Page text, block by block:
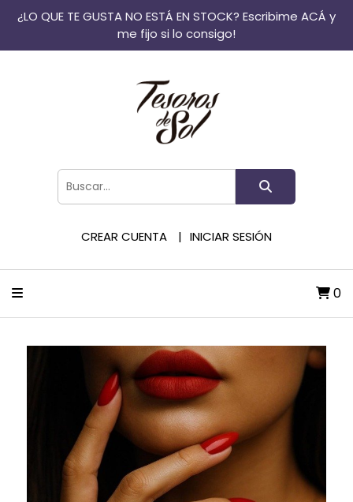
¿LO QUE TE GUSTA NO ESTÁ EN STOCK? Escribime ACÁ y
me fijo si lo consigo!
CREAR CUENTA INICIAR SESIÓN
0